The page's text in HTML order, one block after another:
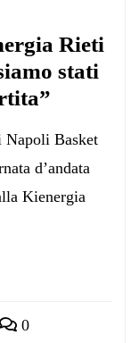
Rieti
stati
Napoli Basket
d’andata
Kienergia
0